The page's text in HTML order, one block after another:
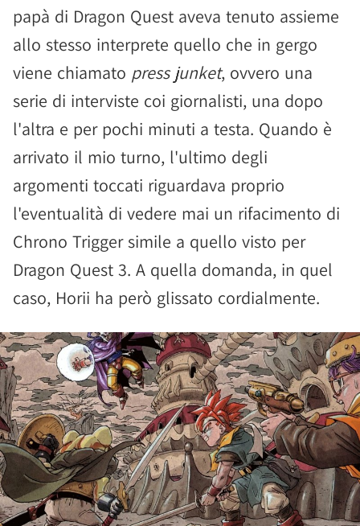
papà di Dragon Quest aveva tenuto assieme
allo stesso interprete quello che in gergo
viene chiamato press junket, ovvero una
serie di interviste coi giornalisti, una dopo
l'altra e per pochi minuti a testa. Quando è
arrivato il mio turno, l'ultimo degli
argomenti toccati riguardava proprio
l'eventualità di vedere mai un rifacimento di
Chrono Trigger simile a quello visto per
Dragon Quest 3. A quella domanda, in quel
caso, Horii ha però glissato cordialmente.